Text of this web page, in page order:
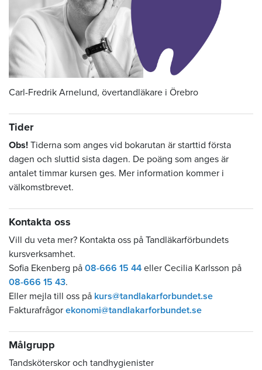
Carl-Fredrik Arnelund, övertandläkare i Örebro
Tider
Obs! Tiderna som anges vid bokarutan är starttid första
dagen och sluttid sista dagen. De poäng som anges är
antalet timmar kursen ges. Mer information kommer i
välkomstbrevet.
Kontakta oss
Vill du veta mer? Kontakta oss på Tandläkarförbundets
kursverksamhet.
Sofia Ekenberg på 08-666 15 44 eller Cecilia Karlsson på
08-666 15 43.
Eller mejla till oss på kurs@tandlakarforbundet.se
Fakturafrågor ekonomi@tandlakarforbundet.se
Målgrupp
Tandsköterskor och tandhygienister